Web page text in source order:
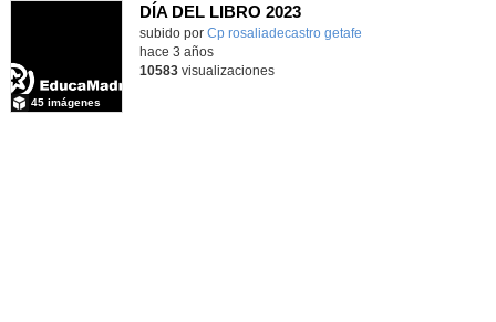
DÍA DEL LIBRO 2023
Contenido educativo.
subido por Cp rosaliadecastro getafe
45 imágenes
hace 3 años
10583visualizaciones